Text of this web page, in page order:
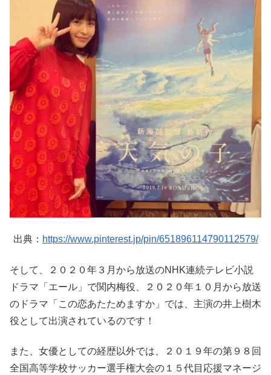
出典： https://www.pinterest.jp/pin/651896114790112579/
そして、２０２０年３月から放送のNHK連続テレビ小説
ドラマ「エール」で関内梅役、２０２０年１０月から放送
のドラマ「この恋あたためますか」では、主演の井上樹木
役として出演されているのです！
また、女優としての経歴以外では、２０１９年の第９８回
全国高等学校サッカー選手権大会の１５代目応援マネージ